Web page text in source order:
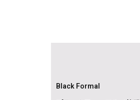
Black Formal